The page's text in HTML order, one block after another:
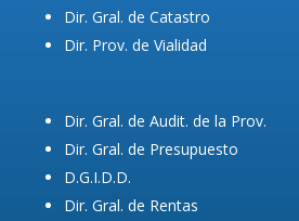
Dir. Gral. de Catastro
Dir. Prov. de Vialidad
Dir. Gral. de Audit. de la Prov.
Dir. Gral. de Presupuesto
D.G.I.D.D.
Dir. Gral. de Rentas